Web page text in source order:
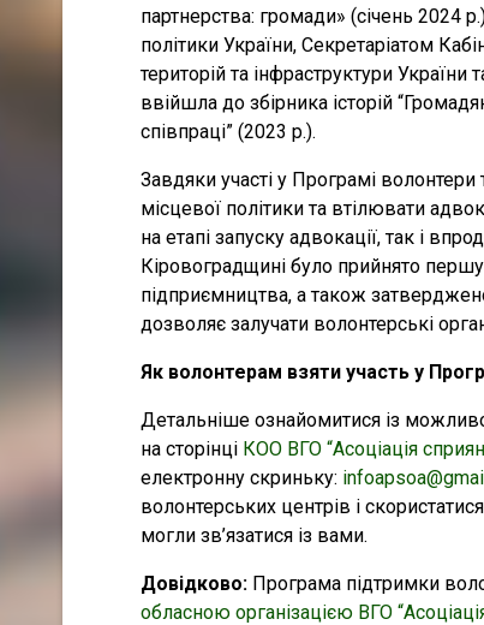
партнерства: громади» (січень 2024
політики України, Секретаріатом
територій та інфраструктури
ввійшла до збірника історій
співпраці” (2023 р.).
Завдяки участі у Програмі
місцевої політики та втілювати
на етапі запуску адвокації, так і
Кіровоградщині було прийнято
підприємництва, а також
дозволяє залучати волонтерські
Як волонтерам взяти участь у
Детальніше ознайомитися із
на сторінці КОО ВГО “Асоціація
електронну скриньку:
волонтерських центрів і
могли зв’язатися із вами.
Довідково: Програма підтримки
обласною організацією ВГО